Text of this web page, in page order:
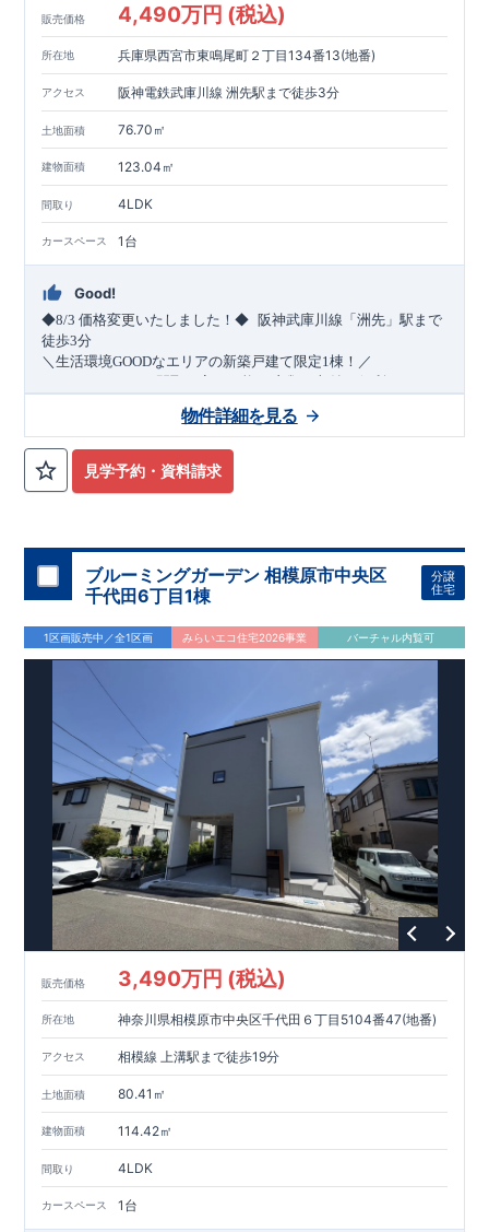
販売価格 4,490万円 (税込)
所在地 兵庫県西宮市東鳴尾町２丁目134番13(地番)
アクセス 阪神電鉄武庫川線 洲先駅まで徒歩3分
土地面積 76.70㎡
建物面積 123.04㎡
間取り 4LDK
カースペース 1台
Good!
◆8/3 価格変更いたしました！◆ ​阪神武庫川線 「洲先」駅まで
徒歩3分
＼生活環境GOODなエリアの新築戸建て限定1棟！／
・2部屋から行き来できる
・デザインと機能性を兼ね備えたオープンサニタリー
リビング全体を見渡せる
​
ーパー）徒歩10分 約787ｍ)​
・網戸
↓クリックすると特設ページにジャンプします↓
2024 年グッドデザイン賞 プロジェクト同時受賞
せる道」 ○第18回キッズデザイン賞受賞 ・2024年、東栄住宅
の新たな空間提案 「マルチエント ランス」が受賞いたしまし
た！
耐震等級最高等級3 ・数百年に一度の地震に耐える力
倍の耐震性！
ー採用で安心！ ○BELS ・エコ住宅としての性能評価を全号棟
が取得しています！ ○住宅性能評価ダブル取得 ・『設計』住
ております。
・『建設』住宅性能評価…評価を受けた図面通
りに施工されているか、建設までに計4回チェックが行われま
す。
平日・休日ご内覧可能です！
ぜひお気軽にお問い合わせください♪ 西宮営業所 TEL
0798-
38-1246​(定休日：火・水・年末年始
見学予約・資料請求
物件詳細を見る
ブルーミングガーデン 相模原市中央区
千代田6丁目1棟
分譲
住宅
1区画販売中／全1区画 みらいエコ住宅2026事業 バーチャル内覧可
販売価格 3,490万円 (税込)
所在地 神奈川県相模原市中央区千代田６丁目5104番47(地番)
アクセス 相模線 上溝駅まで徒歩19分
土地面積 80.41㎡
建物面積 114.42㎡
間取り 4LDK
カースペース 1台